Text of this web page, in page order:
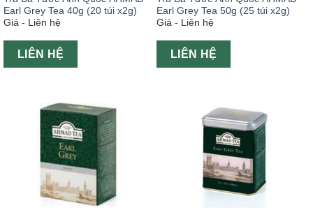
Earl Grey Tea 40g (20 túi x2g)
Giá - Liên hệ
LIÊN HỆ
Earl Grey Tea 50g (25 túi x2g)
Giá - Liên hệ
LIÊN HỆ